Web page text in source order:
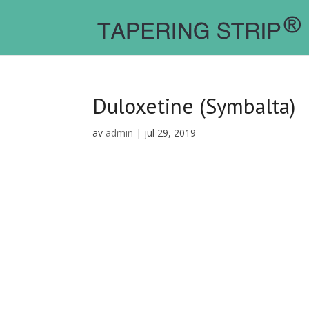
Duloxetine (Symbalta)
av admin | jul 29, 2019